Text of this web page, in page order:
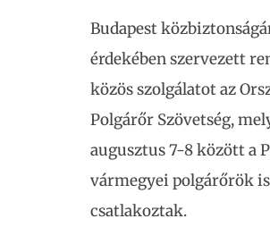
Budapest
érdekében szervezett
közös szolgálatot az
Polgárőr Szövetség,
augusztus 7-8 között a
vármegyei polgárőrök is
csatlakoztak.